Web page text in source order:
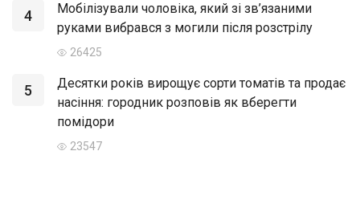
4
Мобілізували чоловіка, який зі зв’язаними
руками вибрався з могили після розстрілу
26425
5
Десятки років вирощує сорти томатів та продає
насіння: городник розповів як вберегти
помідори
23547